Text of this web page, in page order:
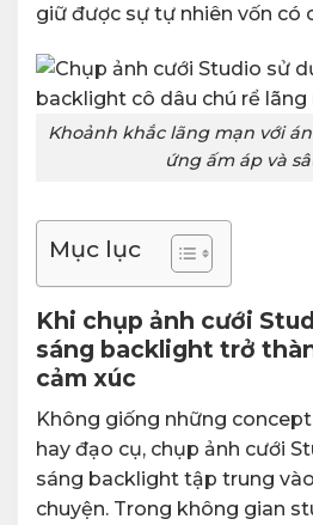
giữ được sự tự nhiên vốn có
Khoảnh khắc lãng mạn với
ứng ấm áp và
Mục lục
Khi chụp ảnh cưới
sáng backlight trở
cảm xúc
Không giống những
hay đạo cụ, chụp ảnh cưới
sáng backlight tập trung
chuyện. Trong không gian